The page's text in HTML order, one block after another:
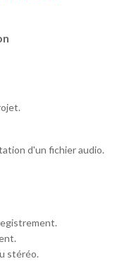
d'un fichier audio.
stéréo.